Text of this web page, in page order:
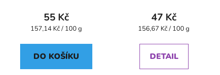
55 Kč
Měrná
157,14 Kč / 100 g
DO KOŠÍKU
47 Kč
Měrná
156,67 Kč / 100 g
DETAIL